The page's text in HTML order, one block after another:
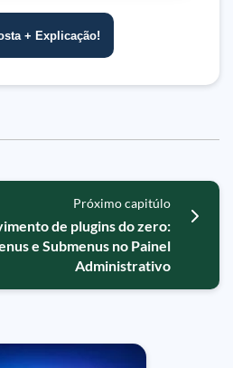
+ Explicação!
Próximo capitúlo
de plugins do zero:
e Submenus no Painel
Administrativo